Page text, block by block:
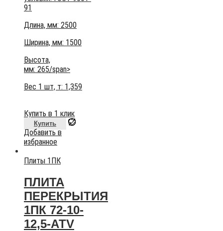
91
Длина, мм: 2500
Ширина, мм: 1500
Высота,
мм: 265/span>
Вес 1 шт, т: 1,359
Купить в 1 клик
Купить
Добавить в
избранное
Плиты 1ПК
ПЛИТА
ПЕРЕКРЫТИЯ
1ПК 72-10-
12,5-АТV